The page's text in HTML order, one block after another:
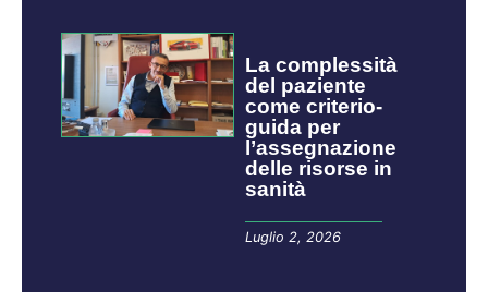
La complessità
del paziente
come criterio-
guida per
l’assegnazione
delle risorse in
sanità
Luglio 2, 2026